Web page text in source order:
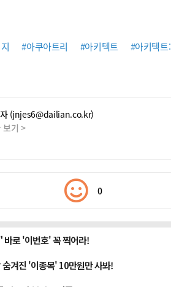
#아쿠아트리 #아키텍트 #아키텍
(jnjes6@dailian.co.kr)
보기 >
0